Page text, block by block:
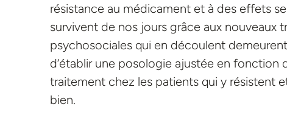
résistance au médicament et à des effets
survivent de nos jours grâce aux nouveaux
psychosociales qui en découlent
d’établir une posologie ajustée en fonction
traitement chez les patients qui y résistent
bien.